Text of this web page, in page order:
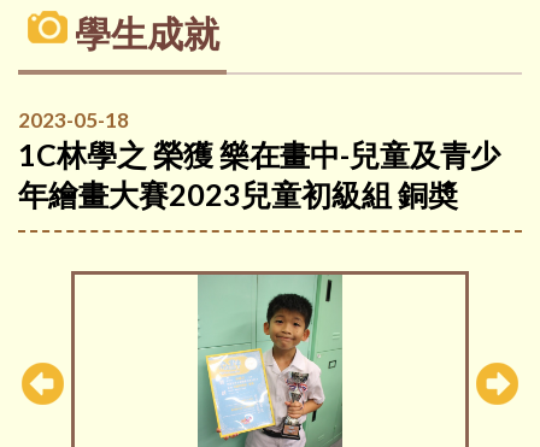
學生成就
2023-05-18
1C林學之 榮獲 樂在畫中-兒童及青少
年繪畫大賽2023兒童初級組 銅奬